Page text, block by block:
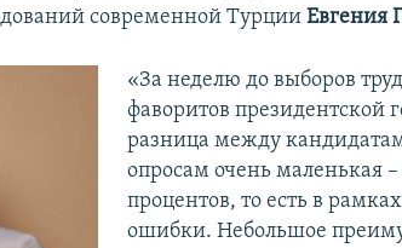
современной ТурцииЕвгения
«За неделю до выборов
фаворитов президентской
разница между
опросам очень маленькая –
процентов, то есть в
ошибки. Небольшое